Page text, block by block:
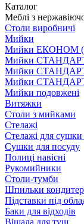
Каталог
Меблі з
Столи виробничі
Мийки
Мийки ЕКОНОМ
Мийки СТАНДАРТ
Мийки СТАНДАРТ
Мийки СТАНДАРТ
Мийки подовжені
Витяжки
Столи з мийками
Стелажі
Стелажі для сушки
Сушки для посуду
Полиці навісні
Рукомийники
Столи-тумби
Шпильки
Підставки під
Баки для відходів
Вішала для туш